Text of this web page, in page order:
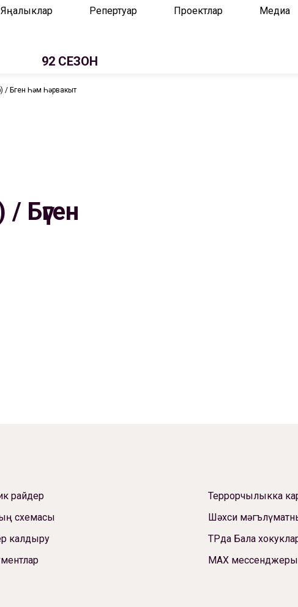
Яңалыклар Репертуар Проектлар Медиа
92 СЕЗОН
Бүген Һәм Һәрвакыт
Бүген
райдер
схемасы
калдыру
Террорчылыкка
Шәхси
ТРда Бала
МАХ